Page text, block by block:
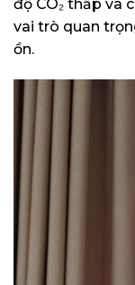
độ CO₂ thấp và
vai trò quan
ồn.